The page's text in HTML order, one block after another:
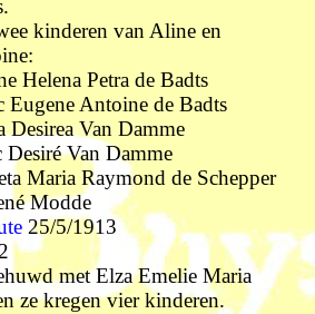
kinderen van Aline en
Helena Petra de Badts
Eugene Antoine de Badts
Desirea Van Damme
Desiré Van Damme
Maria Raymond de Schepper
Modde
25/5/1913
met Elza Emelie Maria
ze kregen vier kinderen.